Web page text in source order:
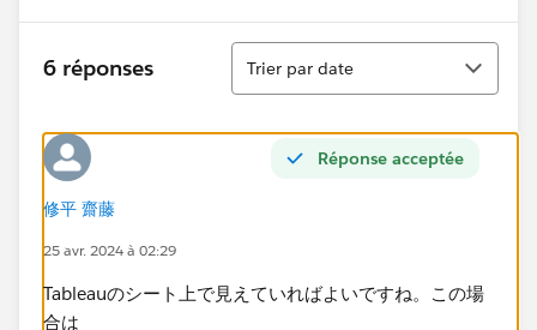
6 réponses
Tri
Trier par date
Réponse acceptée
修平 齋藤
25 avr. 2024 à 02:29
Tableauのシート上で見えていればよいですね。この場
合は